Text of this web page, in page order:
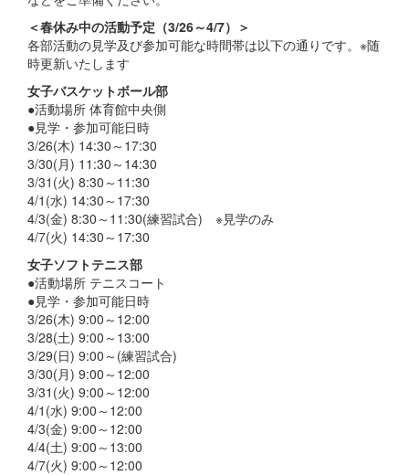
＜春休み中の活動予定（3/26～4/7）＞
各部活動の見学及び参加可能な時間帯は以下の通りです。※随
時更新いたします
女子バスケットボール部
●活動場所 体育館中央側
●見学・参加可能日時
3/26(木) 14:30～17:30
3/30(月) 11:30～14:30
3/31(火) 8:30～11:30
4/1(水) 14:30～17:30
4/3(金) 8:30～11:30(練習試合) ※見学のみ
4/7(火) 14:30～17:30
女子ソフトテニス部
●活動場所 テニスコート
●見学・参加可能日時
3/26(木) 9:00～12:00
3/28(土) 9:00～13:00
3/29(日) 9:00～(練習試合)
3/30(月) 9:00～12:00
3/31(火) 9:00～12:00
4/1(水) 9:00～12:00
4/3(金) 9:00～12:00
4/4(土) 9:00～13:00
4/7(火) 9:00～12:00